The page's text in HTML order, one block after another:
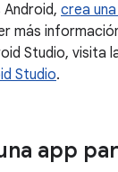
Android, crea
más
Studio, visita
Studio.
app